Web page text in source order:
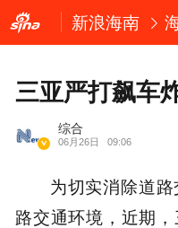
新浪海南
三亚严打飙车
综合
06月26日 09:06
为切实消除道
路交通环境，近期